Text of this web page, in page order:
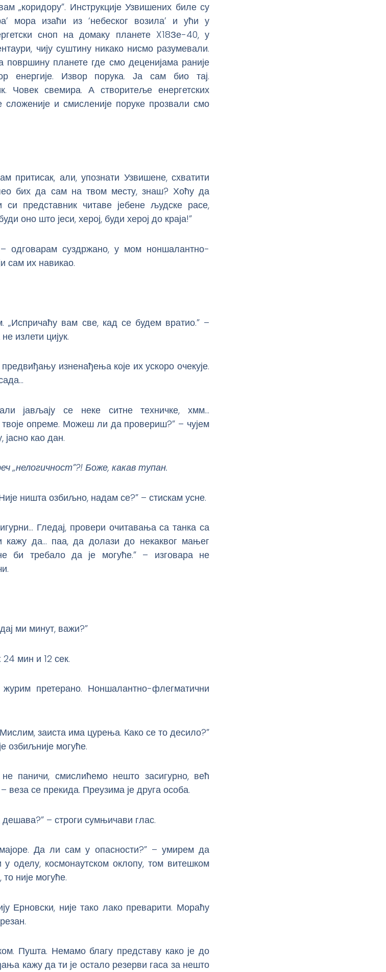
„коридору”. Инструкције Узвишених биле су
мора изаћи из ‘небеског возила’ и ући у
сноп на домаку планете X18Зе-40, у
чију суштину никако нисмо разумевали.
планете где смо деценијама раније
енергије. Извор порука. Ја сам био тај.
Човек свемира. А створитеље енергетских
сложеније и смисленије поруке прозвали смо
притисак, али, упознати Узвишене, схватити
бих да сам на твом месту, знаш? Хоћу да
представник читаве јебене људске расе,
оно што јеси, херој, буди херој до краја!”
одговарам суздржано, у мом ноншалантно-
сам их навикао.
„Испричаћу вам све, кад се будем вратио.” –
излети цијук.
изненађења које их ускоро очекује.
јављају се неке ситне техничке, хмм…
твоје опреме. Можеш ли да провериш?” – чујем
јасно као дан.
„нелогичност”?! Боже, какав тупан.
ништа озбиљно, надам се?” – стискам усне.
Гледај, провери очитавања са танка са
кажу да… паа, да долази до некаквог мањег
би требало да је могуће.” – изговара не
ми минут, важи?”
мин и 12 сек.
претерано. Ноншалантно-флегматични
заиста има цурења. Како се то десило?”
озбиљније могуће.
паничи, смислићемо нешто засигурно, већ
веза се прекида. Преузима је друга особа.
– строги сумњичави глас.
Да ли сам у опасности?” – умирем да
у оделу, космонаутском оклопу, том витешком
није могуће.
Ерновски, није тако лако преварити. Мораћу
Пушта. Немамо благу представу како је до
кажу да ти је остало резерви гаса за нешто